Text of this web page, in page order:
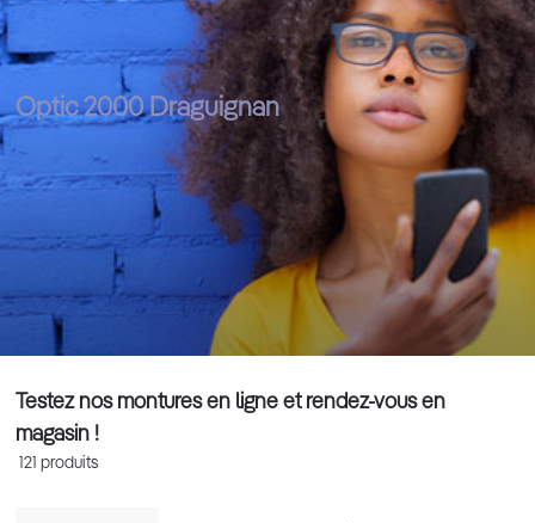
Optic 2000 Draguignan
Testez nos montures en ligne et rendez-vous en
magasin !
121 produits